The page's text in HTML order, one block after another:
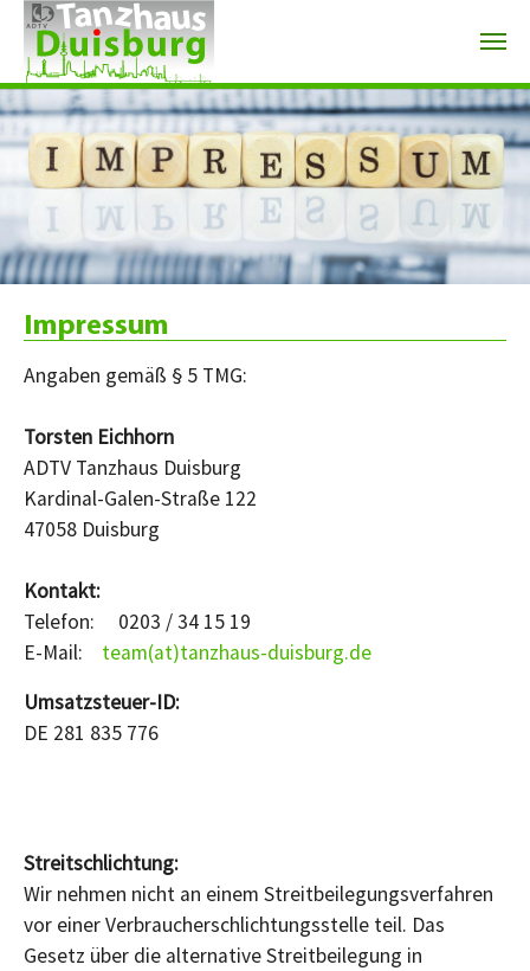
Zum Hauptinhalt springen
Impressum
Angaben gemäß § 5 TMG:
Torsten Eichhorn
ADTV Tanzhaus Duisburg
Kardinal-Galen-Straße 122
47058 Duisburg
Kontakt:
Telefon: 0203 / 34 15 19
E-Mail: team(at)tanzhaus-duisburg.de
Umsatzsteuer-ID:
DE 281 835 776
Streitschlichtung:
Wir nehmen nicht an einem Streitbeilegungsverfahren
vor einer Verbraucherschlichtungsstelle teil. Das
Gesetz über die alternative Streitbeilegung in